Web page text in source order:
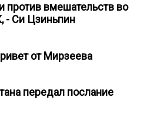
против вмешательств во
- Си Цзиньпин
от Мирзеева
передал послание